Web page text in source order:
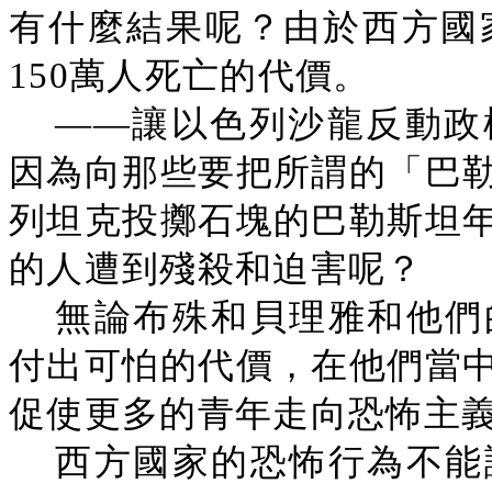
有什麼結果呢？由於西方
150萬人死亡的代價。
——讓以色列沙龍反動政
因為向那些要把所謂的「巴
列坦克投擲石塊的巴勒斯坦
的人遭到殘殺和迫害呢？
無論布殊和貝理雅和他
付出可怕的代價，在他們當
促使更多的青年走向恐怖主
西方國家的恐怖行為不